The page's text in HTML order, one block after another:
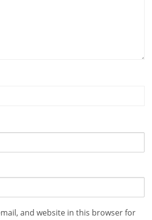
and website in this browser for